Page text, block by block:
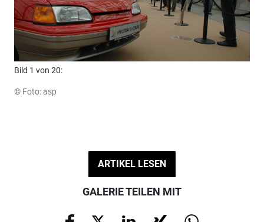
Bild 1 von 20:
© Foto: asp
ARTIKEL LESEN
GALERIE TEILEN MIT